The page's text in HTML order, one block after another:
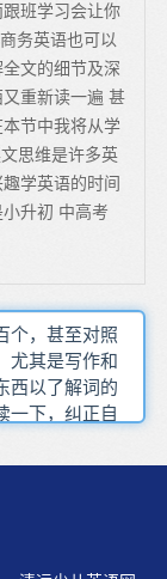
班学习会让你
务英语也可以
文的细节及深
重新读一遍 甚
节中我将从学
思维是许多英
学英语的时间
升初 中高考
个，甚至对照
尤其是写作和
西以了解词的
一下，纠正自
的一个好方法
没法产生任何
外一种方法就